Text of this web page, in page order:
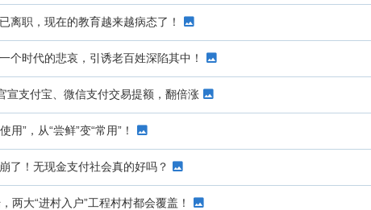
离职，现在的教育越来越病态了！
个时代的悲哀，引诱老百姓深陷其中！
宣支付宝、微信支付交易提额，翻倍涨
用”，从“尝鲜”变“常用”！
了！无现金支付社会真的好吗？
两大“进村入户”工程村村都会覆盖！